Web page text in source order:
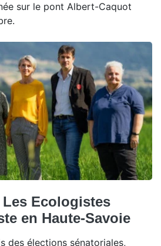
sur le pont Albert-Caquot
Ecologistes
en Haute-Savoie
des élections sénatoriales,